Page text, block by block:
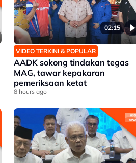
02:15
VIDEO TERKINI & POPULAR
AADK sokong tindakan tegas
MAG, tawar kepakaran
pemeriksaan ketat
8 hours ago